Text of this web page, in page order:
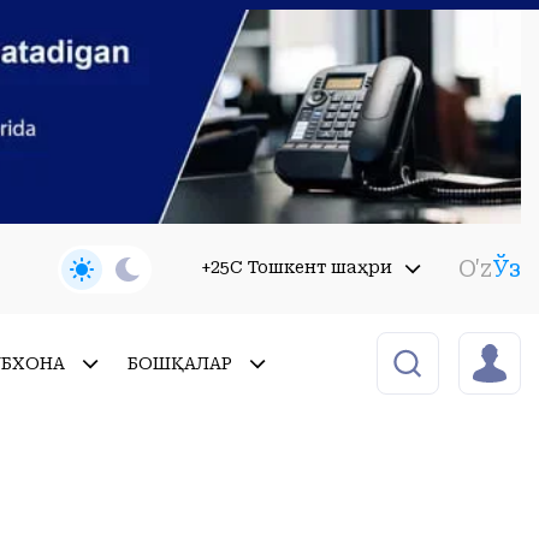
+25C Тошкент шаҳри O'zЎз
БОШҚАЛАР